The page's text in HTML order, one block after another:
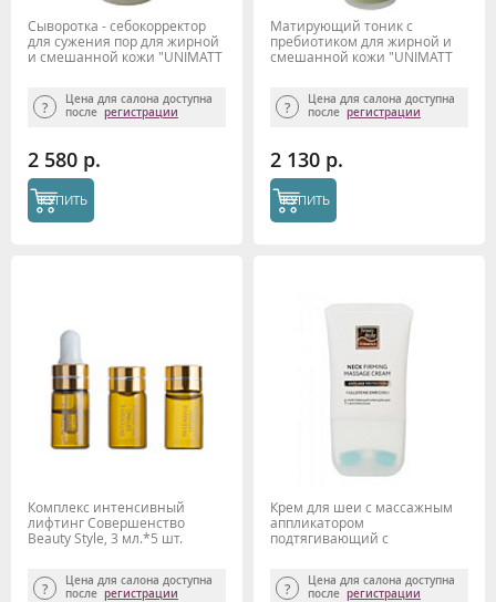
Сыворотка - себокорректор
для сужения пор для жирной
и смешанной кожи "UNIMATT
Цена для салона доступна
после регистрации
2 580 р.
КУПИТЬ
Матирующий тоник с
пребиотиком для жирной и
смешанной кожи "UNIMATT
Цена для салона доступна
после регистрации
2 130 р.
КУПИТЬ
Комплекс интенсивный
лифтинг Совершенство
Beauty Style, 3 мл.*5 шт.
Цена для салона доступна
после регистрации
Крем для шеи с массажным
аппликатором
подтягивающий с
Цена для салона доступна
после регистрации